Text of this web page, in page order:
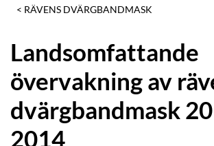
RÄVENS DVÄRGBANDMASK
Landsomfattande
övervakning av
dvärgbandmask
2014